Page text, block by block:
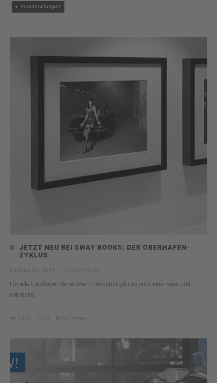
Veranstaltungen
JETZT NEU BEI SWAY BOOKS: DER OBERHAFEN-
ZYKLUS
Für alle Liebhaber der echten Fotokunst gibt es jetzt eine neue und
exklusive